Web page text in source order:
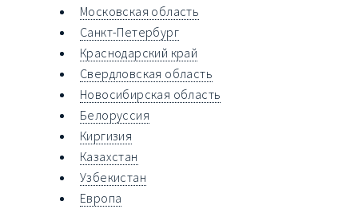
Московская область
Санкт-Петербург
Краснодарский край
Свердловская область
Новосибирская область
Белоруссия
Киргизия
Казахстан
Узбекистан
Европа